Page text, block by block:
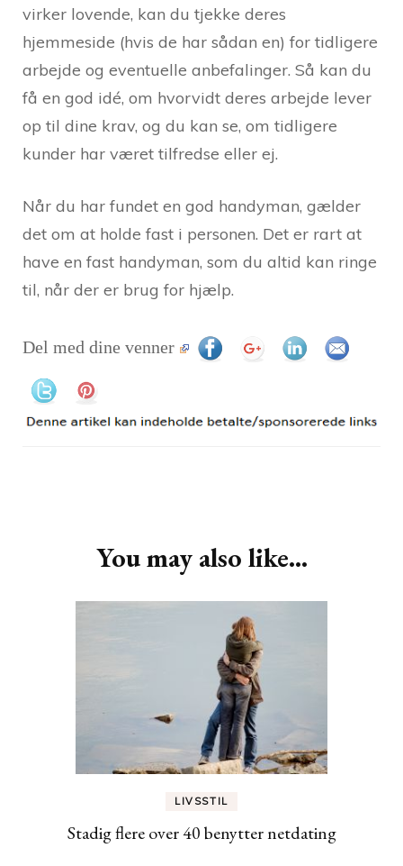
virker lovende, kan du tjekke deres
hjemmeside (hvis de har sådan en) for tidligere
arbejde og eventuelle anbefalinger. Så kan du
få en god idé, om hvorvidt deres arbejde lever
op til dine krav, og du kan se, om tidligere
kunder har været tilfredse eller ej.
Når du har fundet en god handyman, gælder
det om at holde fast i personen. Det er rart at
have en fast handyman, som du altid kan ringe
til, når der er brug for hjælp.
Del med dine venner
You may also like...
LIVSSTIL
Stadig flere over 40 benytter netdating